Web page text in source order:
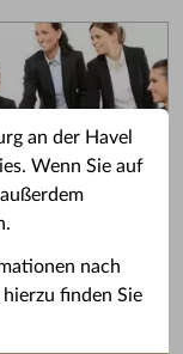
an der Havel
Wenn Sie auf
nach
finden Sie